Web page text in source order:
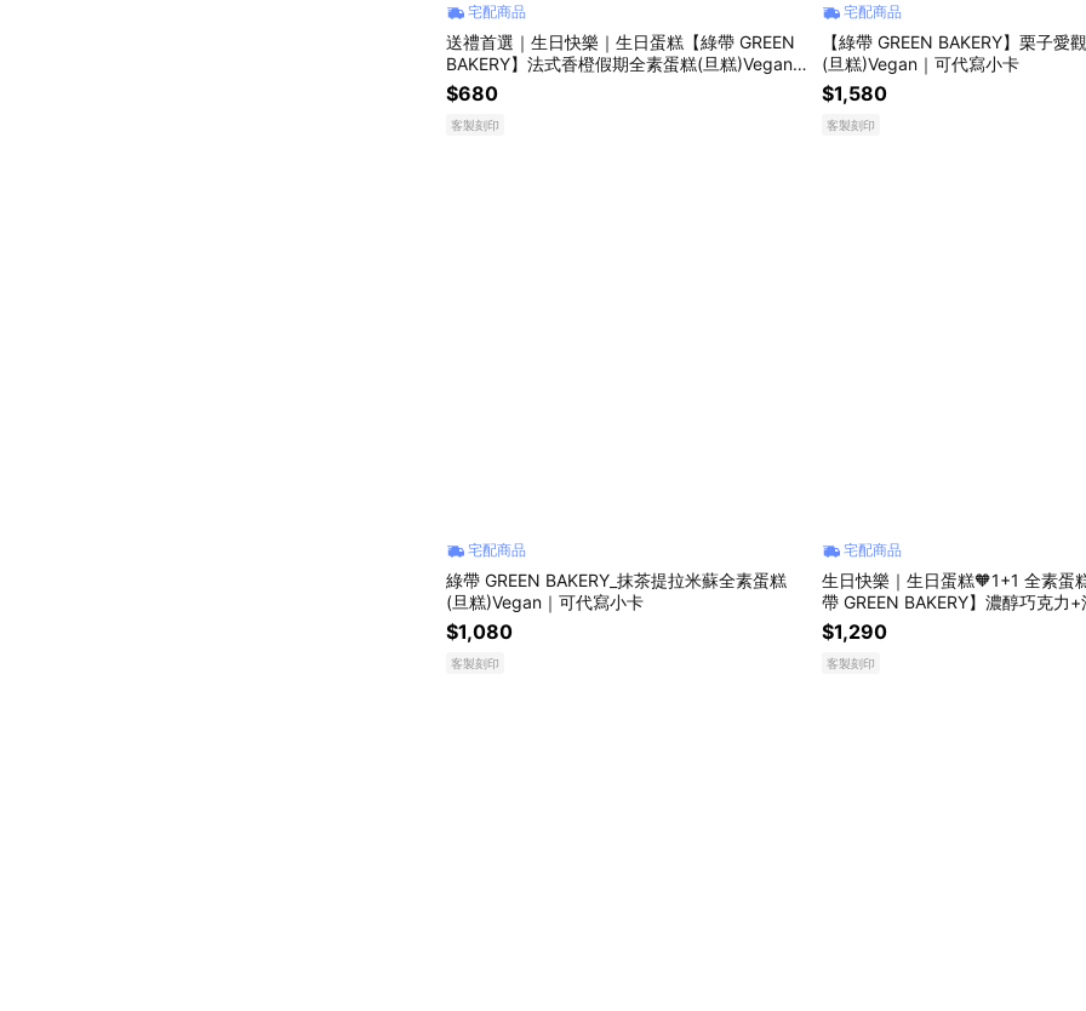
宅配商品
送禮首選｜生日快樂｜生日蛋糕【綠帶 GREEN
BAKERY】法式香橙假期全素蛋糕(旦糕)Vegan
｜可代寫小卡
$680
客製刻印
宅配商品
【綠帶 GREEN BAKERY】栗子愛
(旦糕)Vegan｜可代寫小卡
$1,580
客製刻印
宅配商品
綠帶 GREEN BAKERY_抹茶提拉米蘇全素蛋糕
(旦糕)Vegan｜可代寫小卡
$1,080
客製刻印
宅配商品
生日快樂｜生日蛋糕🧡1+1 全素蛋
帶 GREEN BAKERY】濃醇巧克力+
期全素蛋糕(旦糕)Vegan｜可代寫小
$1,290
客製刻印